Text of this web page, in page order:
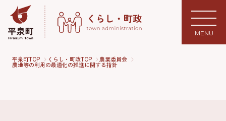
MENU
平泉町TOP くらし・町政TOP 農業委員会
農地等の利用の最適化の推進に関する指針